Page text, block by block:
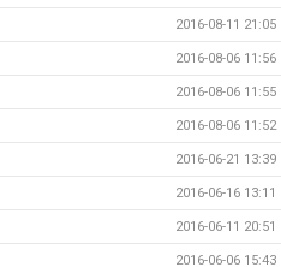
2016-08-11 21:05
2016-08-06 11:56
2016-08-06 11:55
2016-08-06 11:52
2016-06-21 13:39
2016-06-16 13:11
2016-06-11 20:51
2016-06-06 15:43